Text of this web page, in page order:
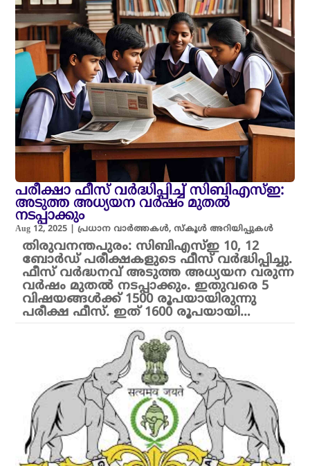
പരീക്ഷാ ഫീസ് വർദ്ധിപ്പിച്ച് സിബിഎസ്ഇ:
അടുത്ത അധ്യയന വർഷം മുതൽ
നടപ്പാക്കും
Aug 12, 2025 |പ്രധാന വാർത്തകൾ,സ്കൂൾ അറിയിപ്പുകൾ
തിരുവനന്തപുരം: സിബിഎസ്ഇ 10, 12
ബോർഡ് പരീക്ഷകളുടെ ഫീസ് വർദ്ധിപ്പിച്ചു.
ഫീസ് വർദ്ധനവ് അടുത്ത അധ്യയന വരുന്ന
വർഷം മുതൽ നടപ്പാക്കും. ഇതുവരെ 5
വിഷയങ്ങൾക്ക് 1500 രൂപയായിരുന്നു
പരീക്ഷ ഫീസ്. ഇത് 1600 രൂപയായി…